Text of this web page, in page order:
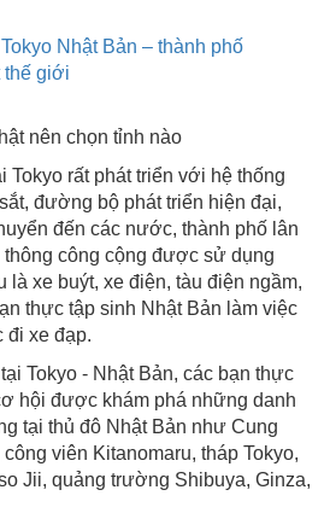
Tokyo Nhật Bản – thành phố
thế giới
Tokyo rất phát triển với hệ thống
đường bộ phát triển hiện đại,
đến các nước, thành phố lân
công cộng được sử dụng
là xe buýt, xe điện, tàu điện ngầm,
thực tập sinh Nhật Bản làm việc
đi xe đạp.
Tokyo - Nhật Bản, các bạn thực
hội được khám phá những danh
tại thủ đô Nhật Bản như Cung
viên Kitanomaru, tháp Tokyo,
Jii, quảng trường Shibuya, Ginza,